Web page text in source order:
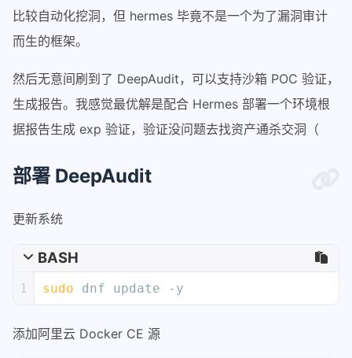
比较自动化挖洞，但 hermes 毕竟不是一个为了漏洞审计
而生的框架。
然后无意间刷到了 DeepAudit，可以支持沙箱 POC 验证，
生成报告。我感觉最优解是配合 Hermes 部署一个环境根
据报告生成 exp 验证，验证没问题去找资产通杀交洞（
部署 DeepAudit
更新系统
BASH
1 sudo dnf update -y
添加阿里云 Docker CE 源